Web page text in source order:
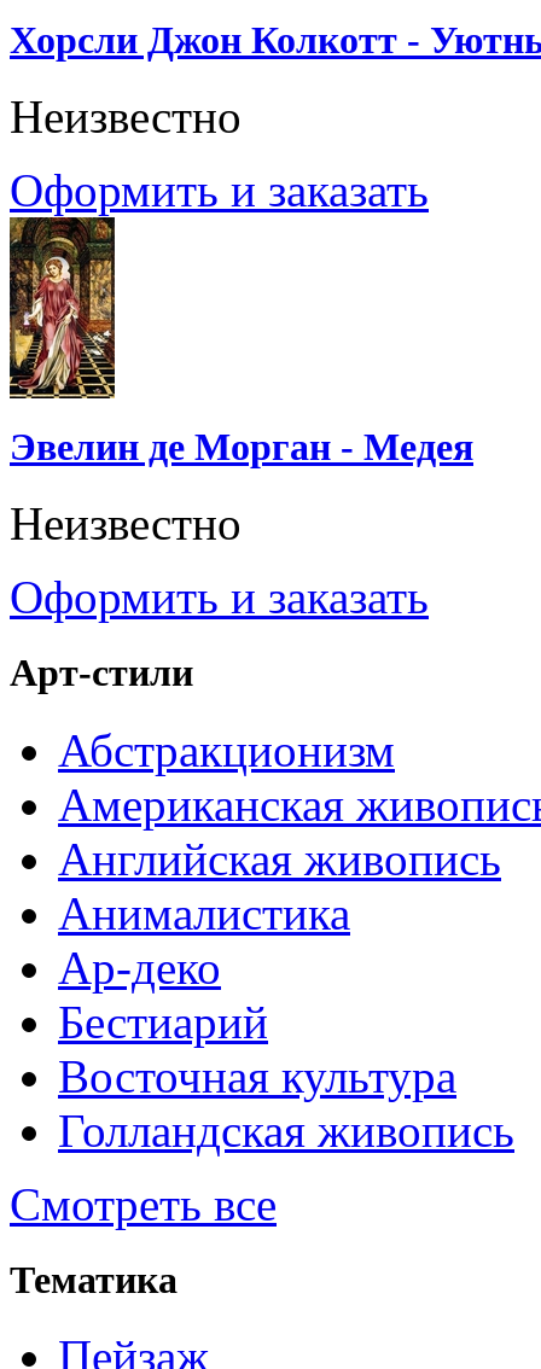
Хорсли Джон Колкотт -
Неизвестно
Оформить и заказать
Эвелин де Морган - Медея
Неизвестно
Оформить и заказать
Арт-стили
Абстракционизм
Американская
Английская живопись
Анималистика
Ар-деко
Бестиарий
Восточная культура
Голландская живопись
Смотреть все
Тематика
Пейзаж